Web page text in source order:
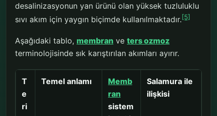
desalinizasyonun yan ürünü olan yüksek tuzluluklu
sıvı akım için yaygın biçimde kullanılmaktadır.[5]
Aşağıdaki tablo, membran ve ters ozmoz
terminolojisinde sık karıştırılan akımları ayırır.
T
e
ri
Temel anlamı
Memb
ran
sistem
Salamura ile
ilişkisi